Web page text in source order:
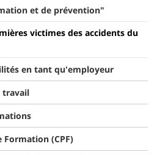
et de prévention"
victimes des accidents du
en tant qu'employeur
travail
Formation (CPF)